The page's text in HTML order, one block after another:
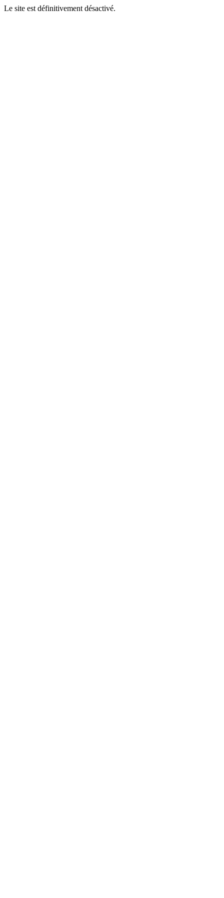
Le site est définitivement désactivé.